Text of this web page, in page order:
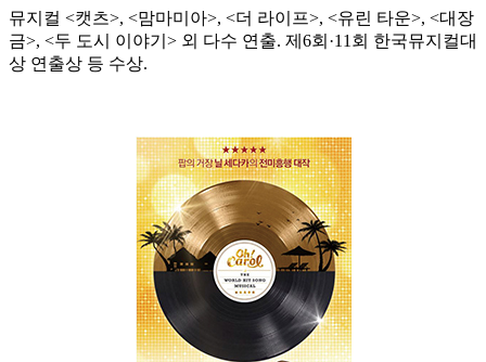
뮤지컬 <캣츠>, <맘마미아>, <더 라이프>, <유린 타운>, <대장
금>, <두 도시 이야기> 외 다수 연출. 제6회·11회 한국뮤지컬대
상 연출상 등 수상.